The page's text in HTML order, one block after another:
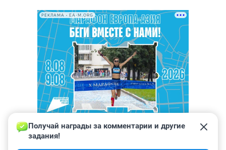
РЕКЛАМА • EA-M.ORG
Получай награды за комментарии и другие
задания!